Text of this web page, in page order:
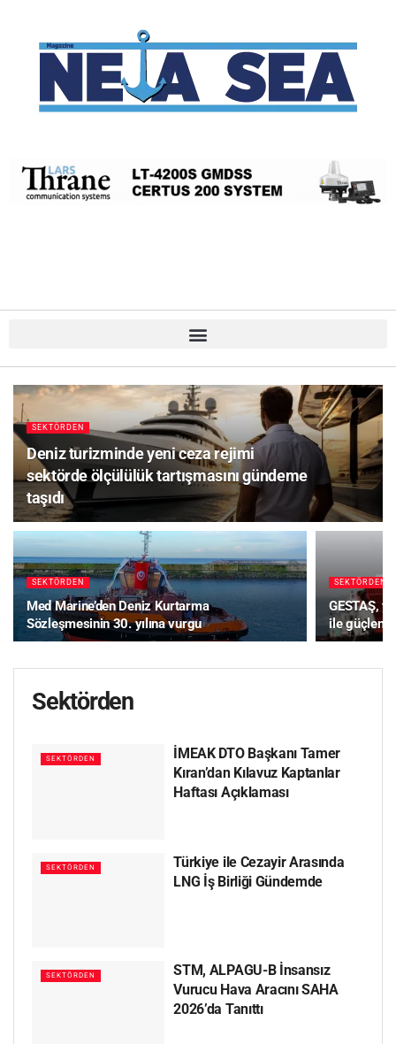
SEKTÖRDEN
Deniz turizminde yeni ceza rejimi
sektörde ölçülülük tartışmasını gündeme
taşıdı
SEKTÖRDEN
Med Marine’den Deniz Kurtarma
Sözleşmesinin 30. yılına vurgu
SEKTÖRDEN
GESTAŞ,
ile
Sektörden
SEKTÖRDEN
İMEAK DTO Başkanı Tamer
Kıran’dan Kılavuz Kaptanlar
Haftası Açıklaması
SEKTÖRDEN
Türkiye ile Cezayir Arasında
LNG İş Birliği Gündemde
SEKTÖRDEN
STM, ALPAGU-B İnsansız
Vurucu Hava Aracını SAHA
2026’da Tanıttı